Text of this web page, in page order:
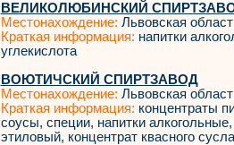
ВЕЛИКОЛЮБИНСКИЙ
Местонахождение: Львовская
Краткая информация: напитки
углекислота
ВОЮТИЧСКИЙ СПИРТЗАВОД
Местонахождение: Львовская
Краткая информация: концентраты
соусы, специи, напитки
этиловый, концентрат квасного сусла